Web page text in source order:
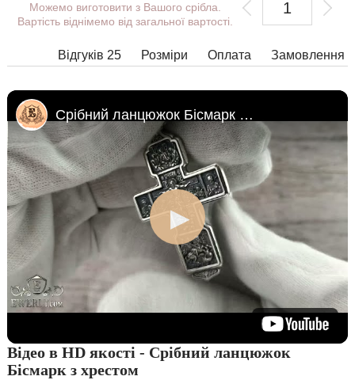
Можемо виготовити з Вашого срібла.
Вартість віднімемо від загальної вартості.
Відгуків 25 Замовлення
Оплата
Розміри
Срібний ланцюжок Бісмарк з хрестом
Відео в HD якості - Срібний ланцюжок
Бісмарк з хрестом